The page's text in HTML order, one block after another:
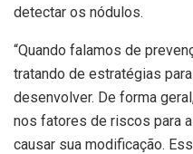
detectar os nódulos.
“Quando falamos de
tratando de estratégias
desenvolver. De forma
nos fatores de riscos para
causar sua modificação.